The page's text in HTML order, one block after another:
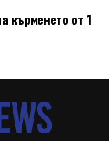
кърменето от 1